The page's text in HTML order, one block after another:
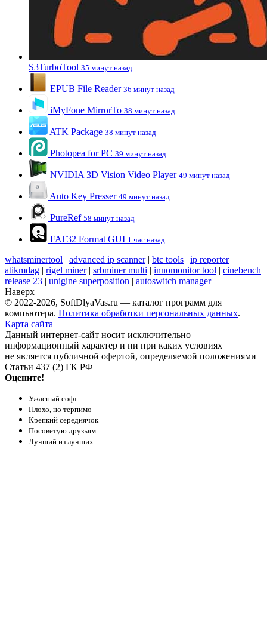
S3TurboTool 35 минут назад
EPUB File Reader 36 минут назад
iMyFone MirrorTo 38 минут назад
ATK Package 38 минут назад
Photopea for PC 39 минут назад
NVIDIA 3D Vision Video Player 49 минут назад
Auto Key Presser 49 минут назад
PureRef 58 минут назад
FAT32 Format GUI 1 час назад
whatsminertool | advanced ip scanner| btc tools | ip reporter|
atikmdag | rigel miner| srbminer multi | innomonitor tool | cinebench
release 23 | unigine superposition | autoswitch manager
Наверх
© 2022-2026, SoftDlyaVas.ru — каталог программ для
компьютера. Политика обработки персональных данных.
Карта сайта
Данный интернет-сайт носит исключительно
информационный характер и ни при каких условиях
не является публичной офертой, определяемой положениями
Статьи 437 (2) ГК РФ
Оцените!
Ужасный софт
Плохо, но терпимо
Крепкий середнячок
Посоветую друзьям
Лучший из лучших